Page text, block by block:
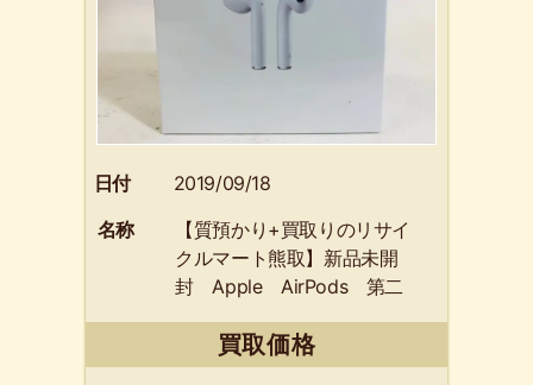
日付
2019/09/18
名称
【質預かり+買取りのリサイ
クルマート熊取】新品未開
封 Apple AirPods 第二
ートゥースイヤホン フル
ワイヤレス インナーイヤ
買取価格